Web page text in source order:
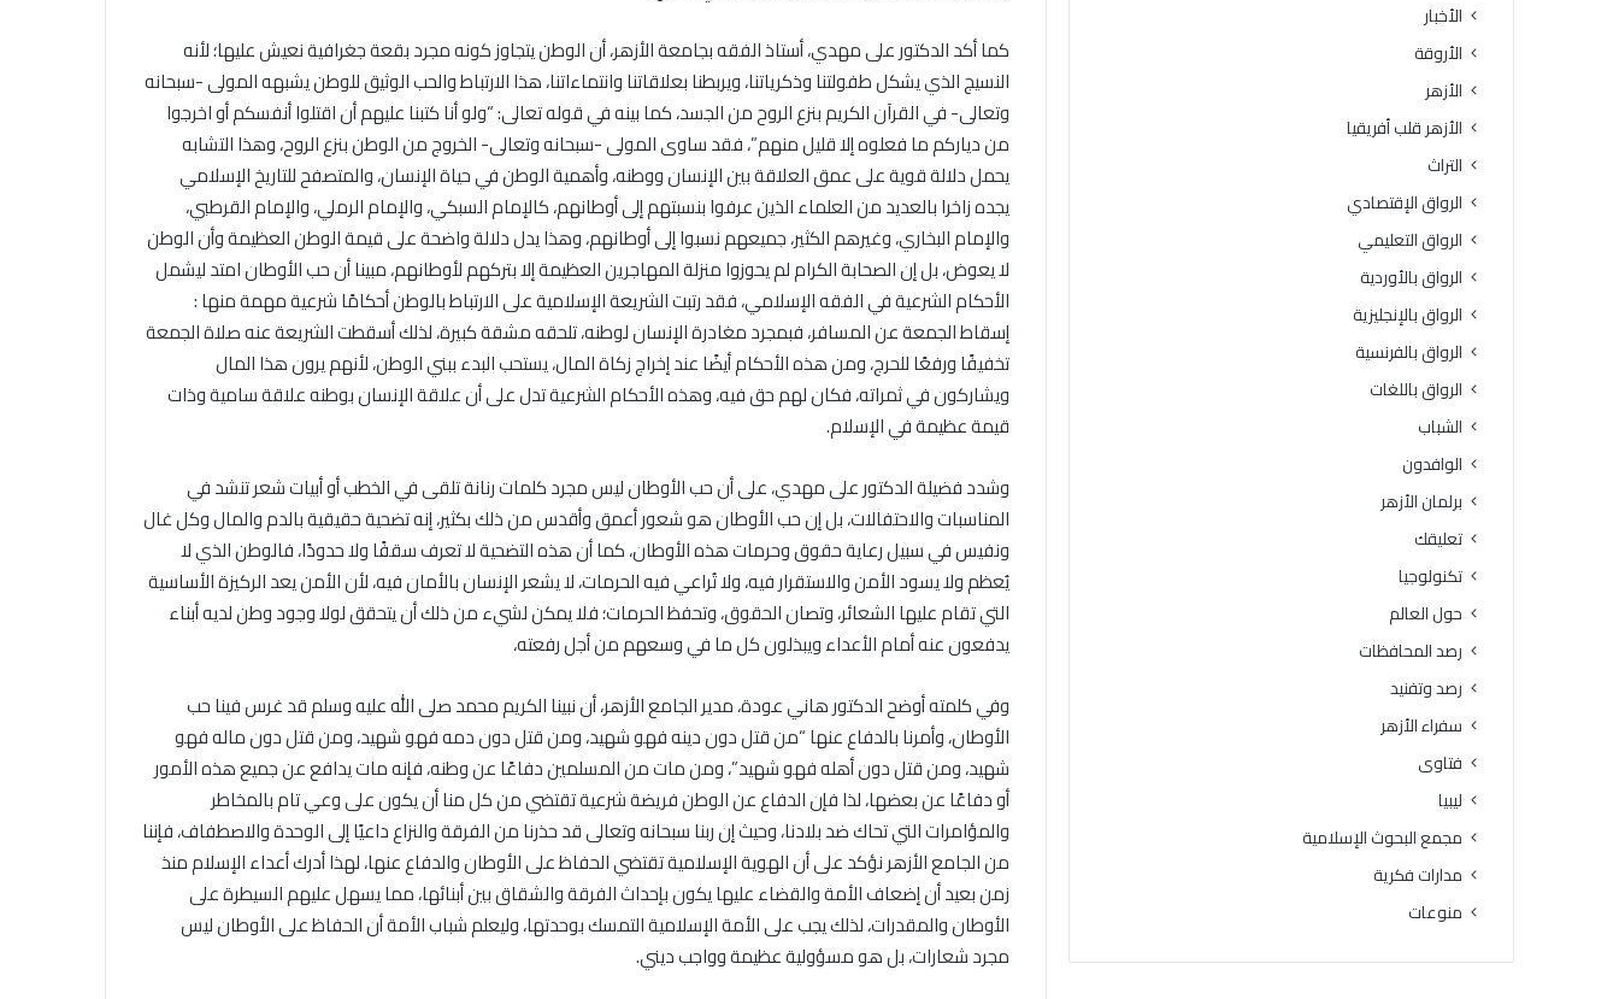
كما أكد الدكتور على مهدي، أستاذ الفقه بجامعة الأزهر، أن الوطن يتجاوز كونه مجرد بقعة جغرافية نعيش عليها؛ لأنه
النسيج الذي يشكل طفولتنا وذكرياتنا، ويربطنا بعلاقاتنا وانتماءاتنا، هذا الارتباط والحب الوثيق للوطن يشبهه المولى -سبحانه
وتعالى- في القرآن الكريم بنزع الروح من الجسد، كما بينه في قوله تعالى: “ولو أنا كتبنا عليهم أن اقتلوا أنفسكم أو اخرجوا
من دياركم ما فعلوه إلا قليل منهم”، فقد ساوى المولى -سبحانه وتعالى- الخروج من الوطن بنزع الروح، وهذا التشابه
يحمل دلالة قوية على عمق العلاقة بين الإنسان ووطنه، وأهمية الوطن في حياة الإنسان، والمتصفح للتاريخ الإسلامي
يجده زاخرا بالعديد من العلماء الذين عرفوا بنسبتهم إلى أوطانهم، كالإمام السبكي، والإمام الرملي، والإمام القرطبي،
والإمام البخاري، وغيرهم الكثير، جميعهم نسبوا إلى أوطانهم، وهذا يدل دلالة واضحة على قيمة الوطن العظيمة وأن الوطن
لا يعوض، بل إن الصحابة الكرام لم يحوزوا منزلة المهاجرين العظيمة إلا بتركهم لأوطانهم، مبينا أن حب الأوطان امتد ليشمل
الأحكام الشرعية في الفقه الإسلامي، فقد رتبت الشريعة الإسلامية على الارتباط بالوطن أحكامًا شرعية مهمة منها :
إسقاط الجمعة عن المسافر، فبمجرد مغادرة الإنسان لوطنه، تلحقه مشقة كبيرة، لذلك أسقطت الشريعة عنه صلاة الجمعة
تخفيفًا ورفعًا للحرج، ومن هذه الأحكام أيضًا عند إخراج زكاة المال، يستحب البدء ببني الوطن، لأنهم يرون هذا المال
ويشاركون في ثمراته، فكان لهم حق فيه، وهذه الأحكام الشرعية تدل على أن علاقة الإنسان بوطنه علاقة سامية وذات
قيمة عظيمة في الإسلام.
وشدد فضيلة الدكتور على مهدي، على أن حب الأوطان ليس مجرد كلمات رنانة تلقى في الخطب أو أبيات شعر تنشد في
المناسبات والاحتفالات، بل إن حب الأوطان هو شعور أعمق وأقدس من ذلك بكثير، إنه تضحية حقيقية بالدم والمال وكل غال
ونفيس في سبيل رعاية حقوق وحرمات هذه الأوطان، كما أن هذه التضحية لا تعرف سقفًا ولا حدودًا، فالوطن الذي لا
يُعظم ولا يسود الأمن والاستقرار فيه، ولا تُراعي فيه الحرمات، لا يشعر الإنسان بالأمان فيه، لأن الأمن يعد الركيزة الأساسية
التي تقام عليها الشعائر، وتصان الحقوق، وتحفظ الحرمات؛ فلا يمكن لشيء من ذلك أن يتحقق لولا وجود وطن لديه أبناء
يدفعون عنه أمام الأعداء ويبذلون كل ما في وسعهم من أجل رفعته،
وفي كلمته أوضح الدكتور هاني عودة، مدير الجامع الأزهر، أن نبينا الكريم محمد صلى الله عليه وسلم قد غرس فينا حب
الأوطان، وأمرنا بالدفاع عنها “من قتل دون دينه فهو شهيد، ومن قتل دون دمه فهو شهيد، ومن قتل دون ماله فهو
شهيد، ومن قتل دون أهله فهو شهيد”، ومن مات من المسلمين دفاعًا عن وطنه، فإنه مات يدافع عن جميع هذه الأمور
أو دفاعًا عن بعضها، لذا فإن الدفاع عن الوطن فريضة شرعية تقتضي من كل منا أن يكون على وعي تام بالمخاطر
والمؤامرات التي تحاك ضد بلادنا، وحيث إن ربنا سبحانه وتعالى قد حذرنا من الفرقة والنزاع داعيًا إلى الوحدة والاصطفاف، فإننا
من الجامع الأزهر نؤكد على أن الهوية الإسلامية تقتضي الحفاظ على الأوطان والدفاع عنها، لهذا أدرك أعداء الإسلام منذ
زمن بعيد أن إضعاف الأمة والقضاء عليها يكون بإحداث الفرقة والشقاق بين أبنائها، مما يسهل عليهم السيطرة على
الأوطان والمقدرات، لذلك يجب على الأمة الإسلامية التمسك بوحدتها، وليعلم شباب الأمة أن الحفاظ على الأوطان ليس
مجرد شعارات، بل هو مسؤولية عظيمة وواجب ديني.
الأخبار
الأروقة
الأزهر
الأزهر قلب أفريقيا
التراث
الرواق الإقتصادي
الرواق التعليمي
الرواق بالأوردية
الرواق بالإنجليزية
الرواق بالفرنسية
الرواق باللغات
الشباب
الوافدون
برلمان الأزهر
تعليقك
تكنولوجيا
حول العالم
رصد المحافظات
رصد وتفنيد
سفراء الأزهر
فتاوى
ليبيا
مجمع البحوث الإسلامية
مدارات فكرية
منوعات